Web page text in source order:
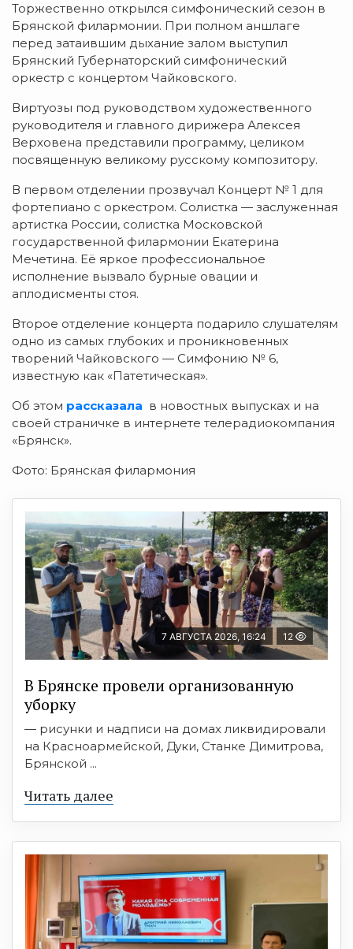
Торжественно открылся симфонический сезон в
Брянской филармонии. При полном аншлаге
перед затаившим дыхание залом выступил
Брянский Губернаторский симфонический
оркестр с концертом Чайковского.
Виртуозы под руководством художественного
руководителя и главного дирижера Алексея
Верховена представили программу, целиком
посвященную великому русскому композитору.
В первом отделении прозвучал Концерт № 1 для
фортепиано с оркестром. Солистка — заслуженная
артистка России, солистка Московской
государственной филармонии Екатерина
Мечетина. Её яркое профессиональное
исполнение вызвало бурные овации и
аплодисменты стоя.
Второе отделение концерта подарило слушателям
одно из самых глубоких и проникновенных
творений Чайковского — Симфонию № 6,
известную как «Патетическая».
Об этом рассказала в новостных выпусках и на
своей страничке в интернете телерадиокомпания
«Брянск».
Фото: Брянская филармония
7 АВГУСТА 2026, 16:24 12
В Брянске провели организованную
уборку
— рисунки и надписи на домах ликвидировали
на Красноармейской, Дуки, Станке Димитрова,
Брянской ...
Читать далее